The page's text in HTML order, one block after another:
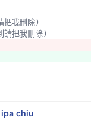
把我刪除)
請把我刪除)
ipa chiu